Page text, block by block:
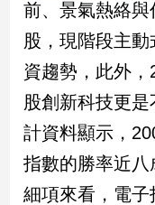
前、景氣熱絡
股，現階段主
資趨勢，此外
股創新科技更
計資料顯示，
指數的勝率近
細項來看，電子